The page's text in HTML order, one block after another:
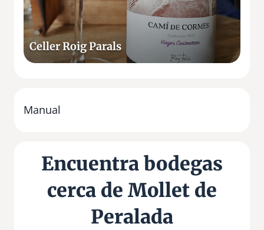
Celler Roig Parals
R
o
i
g
a
Manual
Encuentra bodegas
cerca de Mollet de
Peralada